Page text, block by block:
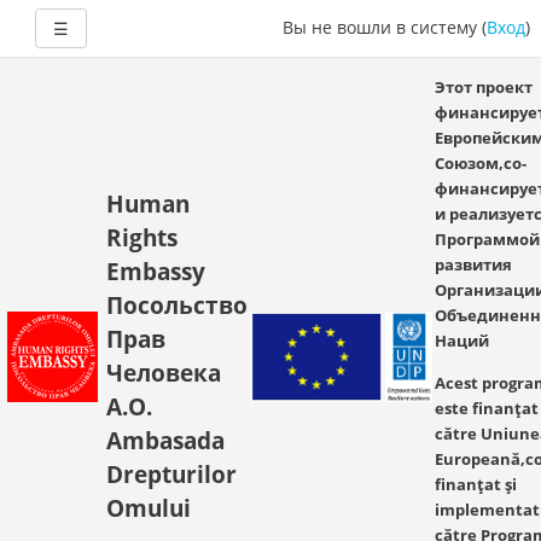
Human
Rights
Embassy
Посольство
Прав
Человека
A.O.
Ambasada
Drepturilor
Omului
Этот проект
Союзом,со-
и
Программой
развития
Наций
Acest
este finanțat
către
finanțat și
implementat
către
☰ Вы не вошли в систему (Вход)